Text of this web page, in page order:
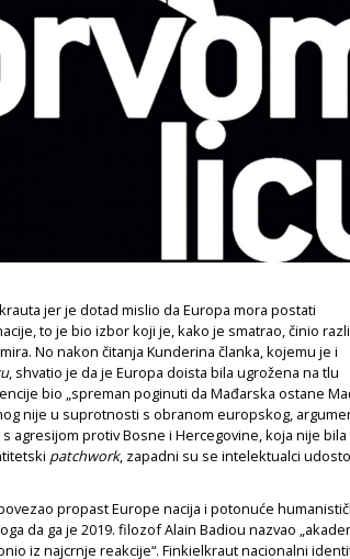
jer je dotad mislio da Europa mora postati
to je bio izbor koji je, kako je smatrao, činio
No nakon čitanja Kunderina članka, kojemu je i
, shvatio je da je Europa doista bila ugrožena na tlu
bio „spreman poginuti da Mađarska ostane
nije u suprotnosti s obranom europskog,
s agresijom protiv Bosne i Hercegovine, koja nije bila
patchwork, zapadni su se intelektualci
propast Europe nacija i potonuće
da ga je 2019. filozof Alain Badiou nazvao
iz najcrnje reakcije“. Finkielkraut nacionalni